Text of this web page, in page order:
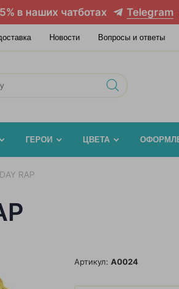
в наших чатботах Telegram
Новости Вопросы и ответы
ГЕРОИ ЦВЕТА
RAP
Артикул: A0024